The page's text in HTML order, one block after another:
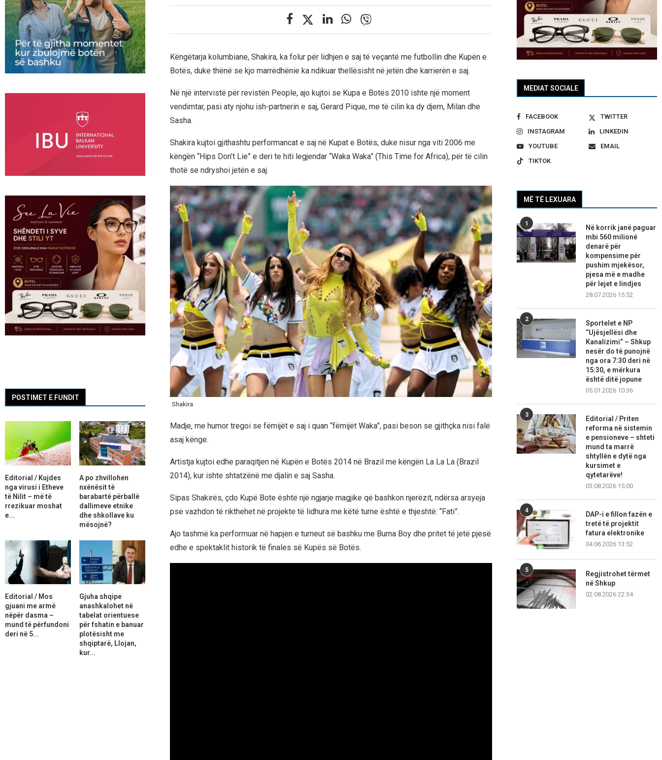
Këngëtarja kolumbiane, Shakira, ka folur për lidhjen e saj të veçantë me futbollin dhe Kupën e
Botës, duke thënë se kjo marrëdhënie ka ndikuar thellësisht në jetën dhe karrierën e saj.
Në një intervistë për revistën People, ajo kujtoi se Kupa e Botës 2010 ishte një moment
vendimtar, pasi aty njohu ish-partnerin e saj, Gerard Pique, me të cilin ka dy djem, Milan dhe
Sasha.
Shakira kujtoi gjithashtu performancat e saj në Kupat e Botës, duke nisur nga viti 2006 me
këngën “Hips Don’t Lie” e deri te hiti legjendar “Waka Waka” (This Time for Africa), për të cilin
thotë se ndryshoi jetën e saj.
Shakira
Madje, me humor tregoi se fëmijët e saj i quan “fëmijët Waka”, pasi beson se gjithçka nisi falë
asaj kënge.
Artistja kujtoi edhe paraqitjen në Kupën e Botës 2014 në Brazil me këngën La La La (Brazil
2014), kur ishte shtatzënë me djalin e saj Sasha.
Sipas Shakirës, çdo Kupë Bote është një ngjarje magjike që bashkon njerëzit, ndërsa arsyeja
pse vazhdon të rikthehet në projekte të lidhura me këtë turne është e thjeshtë: “Fati”.
Ajo tashmë ka performuar në hapjen e turneut së bashku me Burna Boy dhe pritet të jetë pjesë
edhe e spektaklit historik të finales së Kupës së Botës.
MEDIAT SOCIALE
FACEBOOK
TWITTER
INSTAGRAM
LINKEDIN
YOUTUBE
EMAIL
TIKTOK
MË TË LEXUARA
1
Në korrik janë paguar
mbi 560 milionë
denarë për
kompensime për
pushim mjekësor,
pjesa më e madhe
për lejet e lindjes
28.07.2026 15:52
2
Sportelet e NP
“Ujësjellësi dhe
Kanalizimi” – Shkup
nesër do të punojnë
nga ora 7:30 deri në
15:30, e mërkura
është ditë jopune
05.01.2026 10:36
3
Editorial / Priten
reforma në sistemin
e pensioneve – shteti
mund ta marrë
shtyllën e dytë nga
kursimet e
qytetarëve!
03.08.2026 15:00
4
DAP-i e fillon fazën e
tretë të projektit
fatura elektronike
04.06.2026 13:52
5
Regjistrohet tërmet
në Shkup
02.08.2026 22:34
POSTIMET E FUNDIT
Editorial / Kujdes
nga virusi i Etheve
të Nilit – më të
rrezikuar moshat
e...
A po zhvillohen
nxënësit të
barabartë përballë
dallimeve etnike
dhe shkollave ku
mësojnë?
Editorial / Mos
gjuani me armë
nëpër dasma –
mund të përfundoni
deri në 5...
Gjuha shqipe
anashkalohet në
tabelat orientuese
për fshatin e banuar
plotësisht me
shqiptarë, Llojan,
kur...